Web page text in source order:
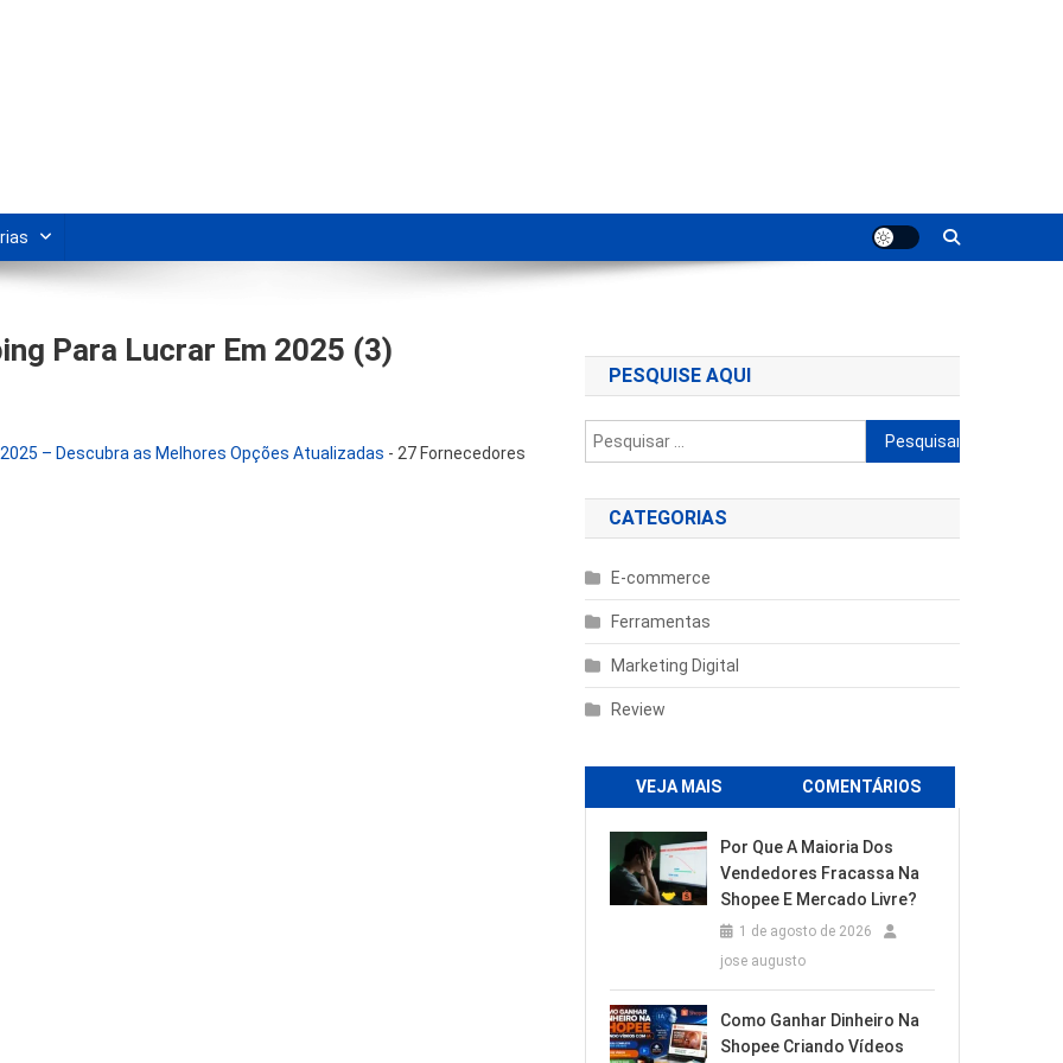
Para Lucrar Em 2025 (3)
– Descubra as Melhores Opções Atualizadas - 27 Fornecedores
PESQUISE AQUI
Pesquisar
por:
CATEGORIAS
E-commerce
Ferramentas
Marketing Digital
Review
VEJA MAIS COMENTÁRIOS
Por Que A Maioria Dos
Vendedores Fracassa Na
Shopee E Mercado Livre?
1 de agosto de 2026
jose augusto
Como Ganhar Dinheiro Na
Shopee Criando Vídeos